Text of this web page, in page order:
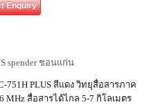
Enquiry
751H PLUS สีแดง วิทยุสื่อสารภาค
สื่อสารได้ไกล 5-7 กิโลเมตร